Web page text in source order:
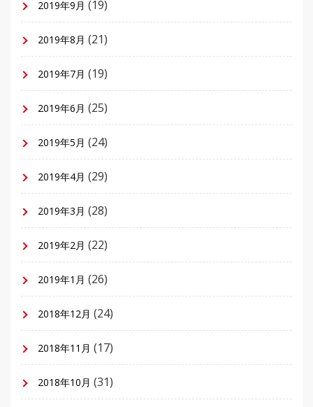
2019年9月 (19)
2019年8月 (21)
2019年7月 (19)
2019年6月 (25)
2019年5月 (24)
2019年4月 (29)
2019年3月 (28)
2019年2月 (22)
2019年1月 (26)
2018年12月 (24)
2018年11月 (17)
2018年10月 (31)